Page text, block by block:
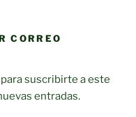
CORREO
suscribirte a este
entradas.